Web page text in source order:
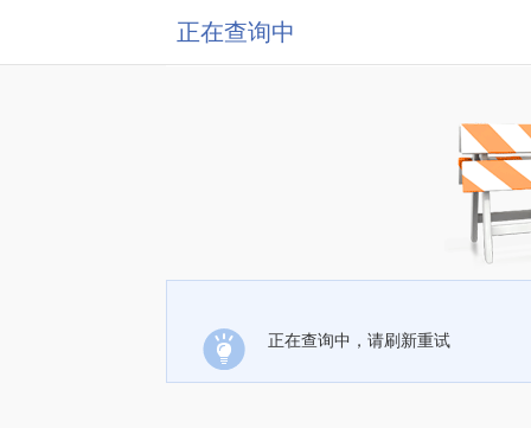
正在查询中
正在查询中，请刷新重试